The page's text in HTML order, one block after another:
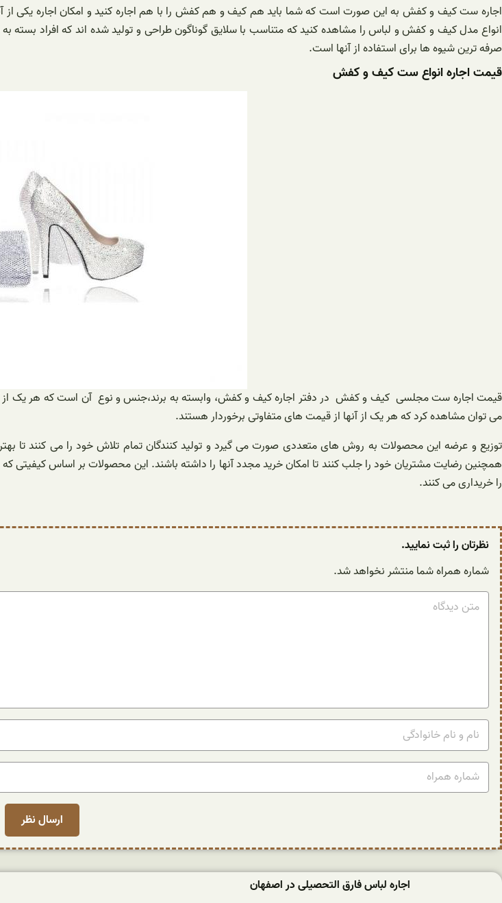
اجاره ست کیف و کفش به این صورت است که شما باید هم کیف و هم کفش را با هم اجاره کنید و امکان اجاره یکی از
انواع مدل کیف و کفش و لباس را مشاهده کنید که متناسب با سلایق گوناگون طراحی و تولید شده اند که افراد بسته به
صرفه ترین شیوه ها برای استفاده از آنها است.
قیمت اجاره انواع ست کیف و کفش
قیمت اجاره ست مجلسی کیف و کفش در دفتر اجاره کیف و کفش، وابسته به برند،جنس و نوع آن است که هر یک از
می توان مشاهده کرد که هر یک از آنها از قیمت های متفاوتی برخوردار هستند.
توزیع و عرضه این محصولات به روش های متعددی صورت می گیرد و تولید کنندگان تمام تلاش خود را می کنند تا
همچنین رضایت مشتریان خود را جلب کنند تا امکان خرید مجدد آنها را داشته باشند. این محصولات بر اساس کیفیتی که
را خریداری می کنند.
نظرتان را ثبت نمایید.
شماره همراه شما منتشر نخواهد شد.
اجاره لباس فارق التحصیلی در اصفهان